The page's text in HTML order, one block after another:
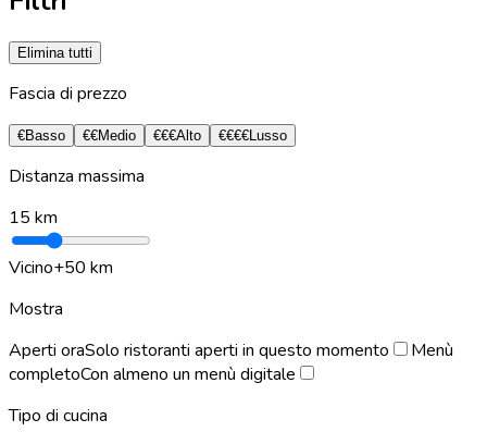
Elimina tutti
Fascia di prezzo
€Basso €€Medio €€€Alto €€€€Lusso
Distanza massima
15 km
Vicino+50 km
Mostra
Aperti oraSolo ristoranti aperti in questo momento
Menù
completoCon almeno un menù digitale
Tipo di cucina